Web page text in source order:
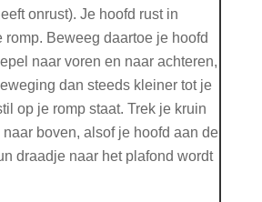
onrust). Je hoofd rust in
romp. Beweeg daartoe je hoofd
naar voren en naar achteren,
dan steeds kleiner tot je
op je romp staat. Trek je kruin
boven, alsof je hoofd aan de
draadje naar het plafond wordt